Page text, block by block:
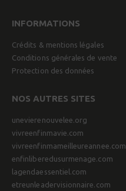
INFORMATIONS
Crédits & mentions légales
Conditions générales de vente
Protection des données
NOS AUTRES SITES
unevierenouvelee.org
vivreenfinmavie.com
vivreenfinmameilleureannee.com
enfinliberedusurmenage.com
lagendaessentiel.com
etreunleadervisionnaire.com